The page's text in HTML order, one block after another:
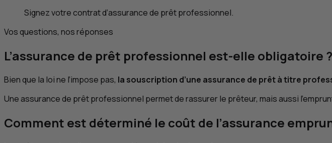
Signez votre contrat d’assurance de prêt professionnel.
Vos questions, nos réponses
L’assurance de prêt professionnel est-elle obligatoire ?
Bien que la loi ne l’impose pas, la souscription d’une assurance de prêt à titre
Une assurance de prêt professionnel permet de rassurer le prêteur, mais aussi
Comment est déterminé le coût de l’assurance